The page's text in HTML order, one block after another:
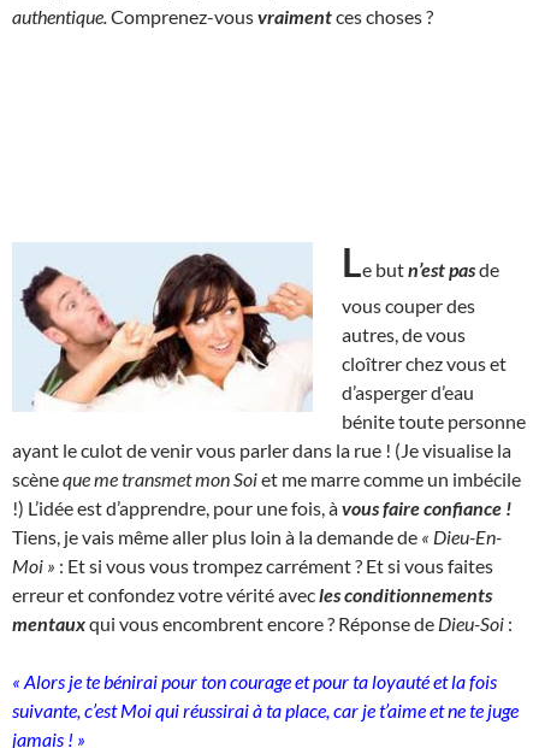
authentique. Comprenez-vousvraimentces choses ?
Le butn’est pasde
vous couper des
autres, de vous
cloîtrer chez vous et
d’asperger d’eau
bénite toute personne
ayant le culot de venir vous parler dans la rue ! (Je visualise la
scèneque me transmet mon Soiet me marre comme un imbécile
!) L’idée est d’apprendre, pour une fois, àvous faire confiance !
Tiens, je vais même aller plus loin à la demande de « Dieu-En-
Moi » : Et si vous vous trompez carrément ? Et si vous faites
erreur et confondez votre vérité avecles conditionnements
mentauxqui vous encombrent encore ? Réponse de Dieu-Soi :
« Alors je te bénirai pour ton courage et pour ta loyauté et la fois
suivante, c’est Moi qui réussirai à ta place, car je t’aime et ne te juge
jamais ! »